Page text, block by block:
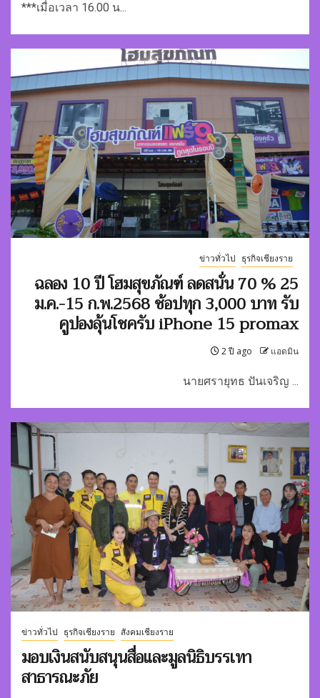
***เมื่อเวลา 16.00 น...
ข่าวทั่วไป ธุรกิจเชียงราย
ฉลอง 10 ปี โฮมสุขภัณฑ์ ลดสนั่น 70 % 25
ม.ค.-15 ก.พ.2568 ช้อปทุก 3,000 บาท รับ
คูปองลุ้นโชครับ iPhone 15 promax
2 ปี ago แอดมิน
นายศรายุทธ ปันเจริญ ...
ข่าวทั่วไป ธุรกิจเชียงราย สังคมเชียงราย
มอบเงินสนับสนุนสื่อและมูลนิธิบรรเทา
สาธารณะภัย